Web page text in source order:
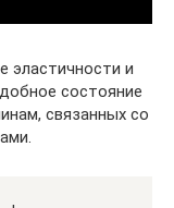
эластичности и
состояние
связанных со